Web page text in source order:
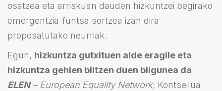
osatzea eta arriskuan dauden hizkuntzei begirako
emergentzia-funtsa sortzea izan dira
proposatutako neurriak.
Egun, hizkuntza gutxituen alde eragile eta
hizkuntza gehien biltzen duen bilgunea da
ELEN– European Equality Network; Kontseilua